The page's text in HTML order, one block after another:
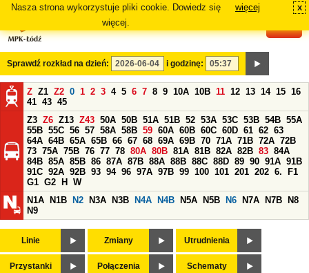
Nasza strona wykorzystuje pliki cookie. Dowiedz się
więcej.
więcej x
Sprawdź rozkład na dzień: i godzinę:
Z Z1 Z2 0 1 2 3 4 5 6 7 8 9 10A 10B 11 12 13 14 15 16
41 43 45
Z3 Z6 Z13 Z43 50A 50B 51A 51B 52 53A 53C 53B 54B 55A
55B 55C 56 57 58A 58B 59 60A 60B 60C 60D 61 62 63
64A 64B 65A 65B 66 67 68 69A 69B 70 71A 71B 72A 72B
73 75A 75B 76 77 78 80A 80B 81A 81B 82A 82B 83 84A
84B 85A 85B 86 87A 87B 88A 88B 88C 88D 89 90 91A 91B
91C 92A 92B 93 94 96 97A 97B 99 100 101 201 202 6.
F1
G1 G2 H
W
N1A
N1B N2 N3A N3B N4A N4B N5A N5B N6 N7A N7B
N8
N9
Linie Zmiany Utrudnienia
Przystanki Połączenia Schematy